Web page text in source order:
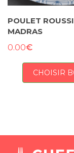
POULET
MADRAS
0.00€
CHOISIR